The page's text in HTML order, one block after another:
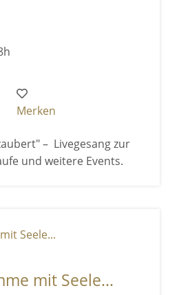
Merken
– Livegesang zur
und weitere Events.
mit Seele...